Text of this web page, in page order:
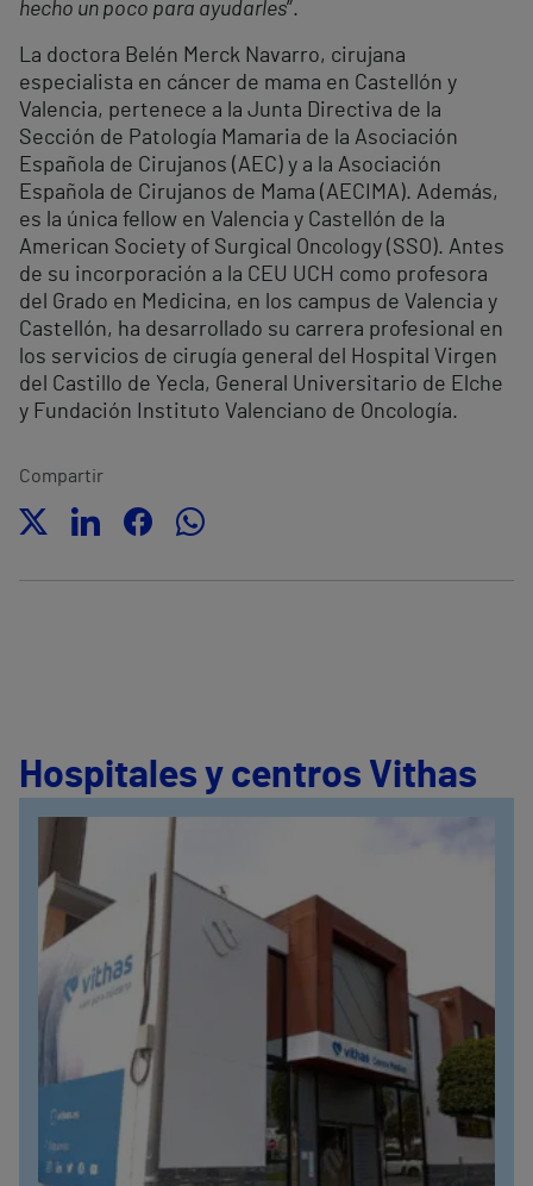
hecho un poco para ayudarles”.
La doctora Belén Merck Navarro, cirujana
especialista en cáncer de mama en Castellón y
Valencia, pertenece a la Junta Directiva de la
Sección de Patología Mamaria de la Asociación
Española de Cirujanos (AEC) y a la Asociación
Española de Cirujanos de Mama (AECIMA). Además,
es la única fellow en Valencia y Castellón de la
American Society of Surgical Oncology (SSO). Antes
de su incorporación a la CEU UCH como profesora
del Grado en Medicina, en los campus de Valencia y
Castellón, ha desarrollado su carrera profesional en
los servicios de cirugía general del Hospital Virgen
del Castillo de Yecla, General Universitario de Elche
y Fundación Instituto Valenciano de Oncología.
Compartir
Hospitales y centros Vithas